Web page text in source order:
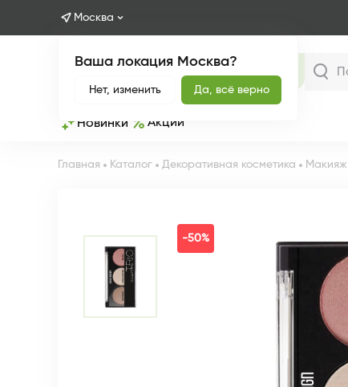
Москва
Ваша локация Москва?
Нет, изменить Да, всё верно
Новинки Акции
Главная Каталог Декоративная косметика
-50%